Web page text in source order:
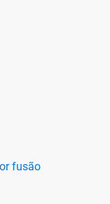
fusão